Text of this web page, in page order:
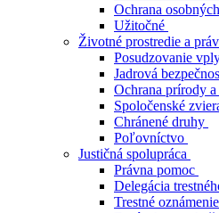
Ochrana
Užitočné
Životné prostredie a
Posudzovanie
Jadrová
Ochrana prírody
Spoločenské
Chránené druhy
Poľovníctvo
Justičná spolupráca
Právna pomoc
Delegácia
Trestné oznámenie